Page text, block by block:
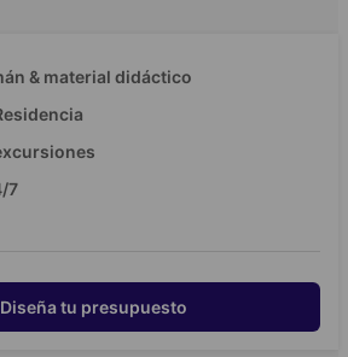
& material didáctico
7
Diseña tu presupuesto